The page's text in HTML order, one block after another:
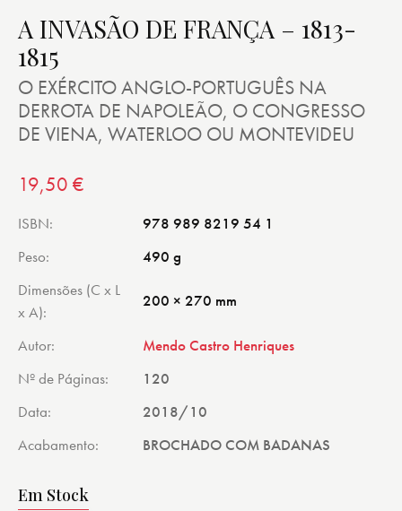
A INVASÃO DE FRANÇA – 1813-
1815
O EXÉRCITO ANGLO-PORTUGUÊS NA
DERROTA DE NAPOLEÃO, O CONGRESSO
DE VIENA, WATERLOO OU MONTEVIDEU
19,50 €
ISBN
978 989 8219 54 1
Peso
490 g
Dimensões (C x L
x A)
200 × 270 mm
Autor
Mendo Castro Henriques
Nº de Páginas
120
Data
2018/10
Acabamento
BROCHADO COM BADANAS
Em Stock